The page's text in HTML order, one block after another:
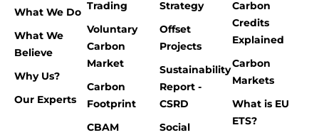
What We Do
What We
Believe
Why Us?
Our Experts
Trading
Voluntary
Carbon
Market
Carbon
Footprint
CBAM
Strategy
Offset
Projects
Sustainability
Report -
CSRD
Social
Carbon
Credits
Explained
Carbon
Markets
What is EU
ETS?